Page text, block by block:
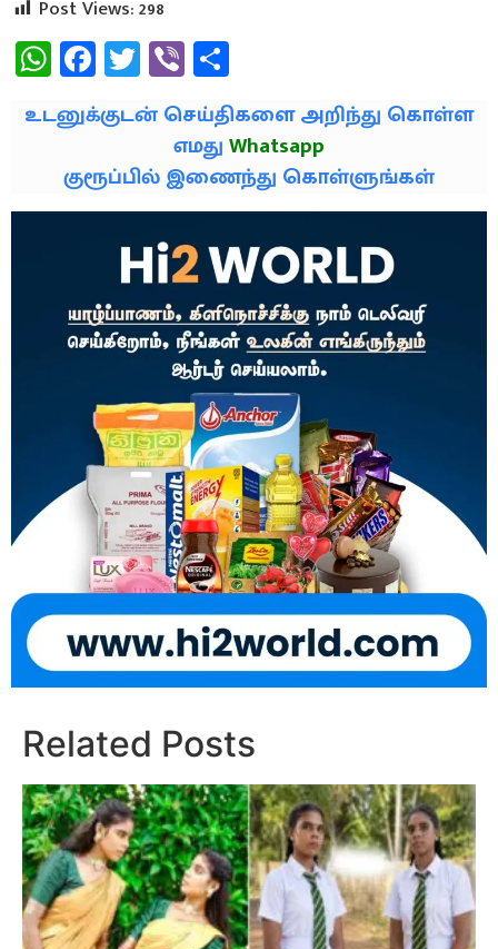
Post Views:298
WhatsApp
Facebook
Twitter
Viber
உடனுக்குடன் செய்திகளை அறிந்து கொள்ள
எமதுWhatsapp
குரூப்பில் இணைந்து கொள்ளுங்கள்
Related Posts